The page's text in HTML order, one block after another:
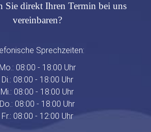
Sie direkt Ihren Termin bei uns
vereinbaren?
Sprechzeiten:
Mo.: 08:00 - 18:00 Uhr
Di.: 08:00 - 18:00 Uhr
Mi.: 08:00 - 18:00 Uhr
Do.: 08:00 - 18:00 Uhr
Fr.: 08:00 - 12:00 Uhr